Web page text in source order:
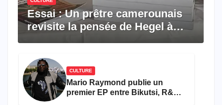
Essai : Un prêtre camerounais
revisite la pensée de Hegel à
CULTURE
Mario Raymond publie un
premier EP entre Bikutsi, R&B